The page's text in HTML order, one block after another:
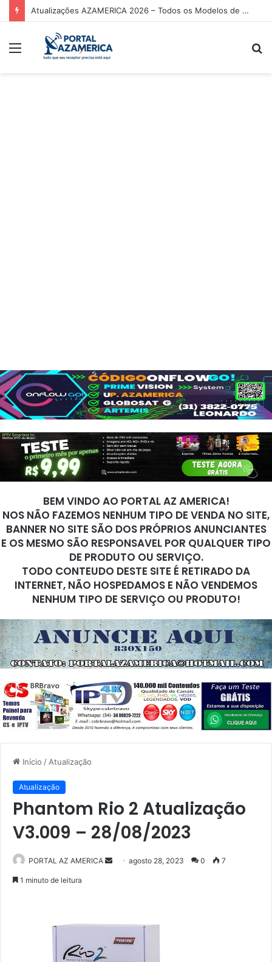
Atualizações AZAMERICA 2026 – Todos os Modelos de Receptores AZAMERICA
BEM VINDO AO PORTAL AZ AMERICA!
NOS NÃO FAZEMOS NENHUM TIPO DE VENDA NO SITE,
BANNER NO SITE SÃO DOS PRÓPRIOS ANUNCIANTES
E OS MESMO SÃO RESPONSAVEL POR QUALQUER TIPO
DE PRODUTO OU SERVIÇO.
TODO CONTEUDO DESTE SITE É RETIRADO DA
INTERNET, NÃO HOSPEDAMOS E NÃO VENDEMOS
NENHUM TIPO DE SERVIÇO OU PRODUTO!
Início / Atualização
Atualização
Phantom Rio 2 Atualização
V3.009 – 28/08/2023
PORTAL AZ AMERICA agosto 28, 2023 0 7
1 minuto de leitura